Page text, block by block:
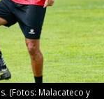
(Fotos: Malacateco y